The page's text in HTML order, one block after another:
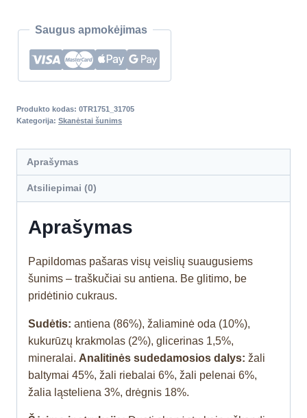
Saugus apmokėjimas
Produkto kodas: 0TR1751_31705
Kategorija: Skanėstai šunims
Aprašymas
Atsiliepimai (0)
Aprašymas
Papildomas pašaras visų veislių suaugusiems
šunims – traškučiai su antiena. Be glitimo, be
pridėtinio cukraus.
Sudėtis: antiena (86%), žaliaminė oda (10%),
kukurūzų krakmolas (2%), glicerinas 1,5%,
mineralai. Analitinės sudedamosios dalys: žali
baltymai 45%, žali riebalai 6%, žali pelenai 6%,
žalia ląsteliena 3%, drėgnis 18%.